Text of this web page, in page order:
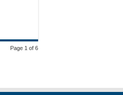
Page 1 of 6